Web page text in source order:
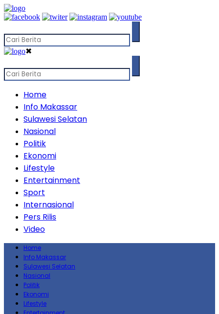
✖
Home
Info Makassar
Sulawesi Selatan
Nasional
Politik
Ekonomi
Lifestyle
Entertainment
Sport
Internasional
Pers Rilis
Video
Home
Info Makassar
Sulawesi Selatan
Nasional
Politik
Ekonomi
Lifestyle